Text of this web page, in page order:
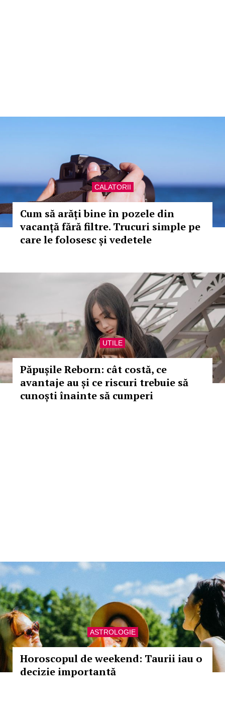
CALATORII
Cum să arăți bine în pozele din
vacanță fără filtre. Trucuri simple pe
care le folosesc și vedetele
UTILE
Păpușile Reborn: cât costă, ce
avantaje au și ce riscuri trebuie să
cunoști înainte să cumperi
ASTROLOGIE
Horoscopul de weekend: Taurii iau o
decizie importantă